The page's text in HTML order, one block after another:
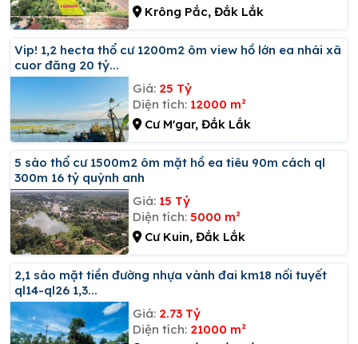
Krông Pắc, Đắk Lắk
Vip! 1,2 hecta thổ cư 1200m2 ôm view hồ lớn ea nhái xã
cuor đăng 20 tỷ...
Giá: 25 Tỷ
Diện tích: 12000 m²
Cư M'gar, Đắk Lắk
5 sào thổ cư 1500m2 ôm mặt hồ ea tiêu 90m cách ql
300m 16 tỷ quỳnh anh
Giá: 15 Tỷ
Diện tích: 5000 m²
Cư Kuin, Đắk Lắk
2,1 sào mặt tiền đường nhựa vành đai km18 nối tuyết
ql14-ql26 1,3...
Giá: 2.73 Tỷ
Diện tích: 21000 m²